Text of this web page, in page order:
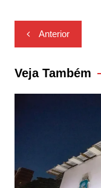
Navegação
de
Post
Anterior
Veja Também